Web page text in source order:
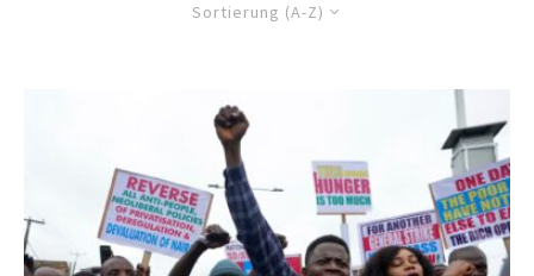
Sortierung (A-Z)